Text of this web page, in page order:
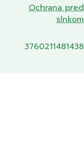
Ochrana pred
slnkom
3760211481438